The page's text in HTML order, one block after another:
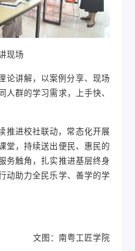
现场
论讲解，以案例分享、现场
人群的学习需求，上手快、
推进校社联动，常态化开展
堂，持续送出便民、惠民的
务触角，扎实推进基层终身
动助力全民乐学、善学的学
文图：南粤工匠学院